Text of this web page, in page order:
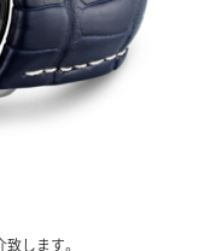
します。